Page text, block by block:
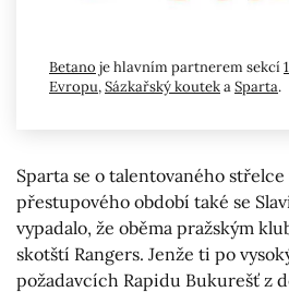
Betano je hlavním partnerem sekcí
Evropu,Sázkařský koutekaSparta.
Sparta se o talentovaného
přestupového období také se
vypadalo, že oběma pražským
skotští Rangers. Jenže ti po
požadavcích Rapidu Bukurešť z